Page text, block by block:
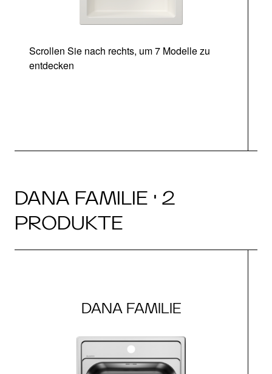
Scrollen Sie nach rechts, um 7 Modelle zu
entdecken
DANA FAMILIE · 2
PRODUKTE
DANA FAMILIE